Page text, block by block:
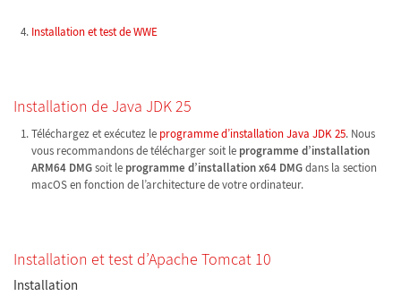
Installation et test de WWE
Installation de Java JDK 25
Téléchargez et exécutez le programme d’installation Java JDK 25. Nous
vous recommandons de télécharger soit le programme d’installation
ARM64 DMGsoit le programme d’installation x64 DMGdans la section
macOS en fonction de l’architecture de votre ordinateur.
Installation et test d’Apache Tomcat 10
Installation